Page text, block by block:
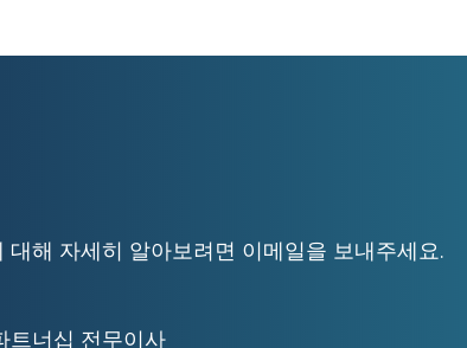
대해 자세히 알아보려면 이메일을 보내주세요.
트너십 전무이사